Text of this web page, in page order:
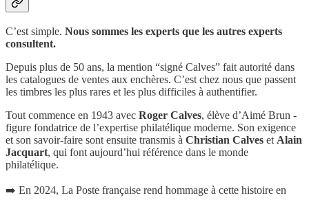
C’est simple. Nous sommes les experts que les autres experts
consultent.
Depuis plus de 50 ans, la mention “signé Calves” fait autorité dans
les catalogues de ventes aux enchères. C’est chez nous que passent
les timbres les plus rares et les plus difficiles à authentifier.
Tout commence en 1943 avec Roger Calves, élève d’Aimé Brun -
figure fondatrice de l’expertise philatélique moderne. Son exigence
et son savoir-faire sont ensuite transmis à Christian Calves et Alain
Jacquart, qui font aujourd’hui référence dans le monde
philatélique.
➡️ En 2024, La Poste française rend hommage à cette histoire en